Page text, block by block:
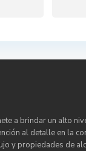
a brindar un alto
al detalle en la
y propiedades de